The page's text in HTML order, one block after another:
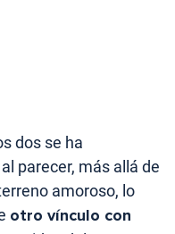
dos se ha
parecer, más allá de
amoroso, lo
otro vínculo con